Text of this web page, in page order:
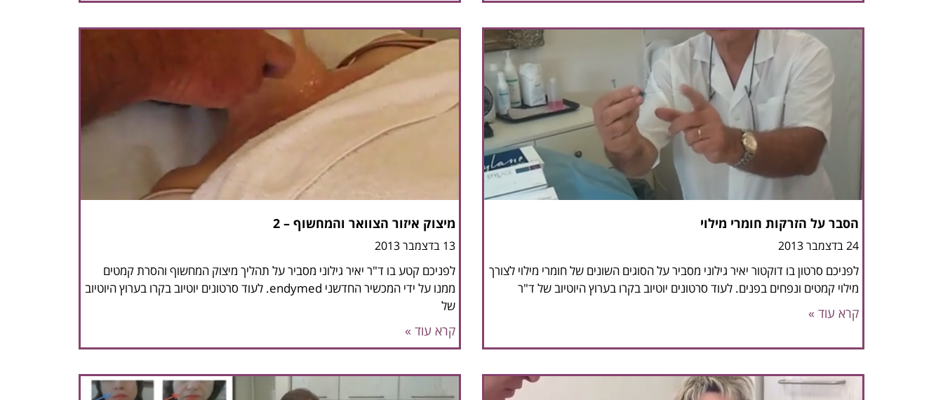
הסבר על הזרקות חומרי מילוי
24 בדצמבר 2013
לפניכם סרטון בו דוקטור יאיר גילוני מסביר על הסוגים השונים של חומרי מילוי לצורך
מילוי קמטים ונפחים בפנים. לעוד סרטונים יוטיוב בקרו בערוץ היוטיוב של ד"ר
קרא עוד »
מיצוק איזור הצוואר והמחשוף – 2
13 בדצמבר 2013
לפניכם קטע בו ד"ר יאיר גילוני מסביר על תהליך מיצוק המחשוף והסרת קמטים
ממנו על ידי המכשיר החדשני endymed. לעוד סרטונים יוטיוב בקרו בערוץ היוטיוב
של
קרא עוד »